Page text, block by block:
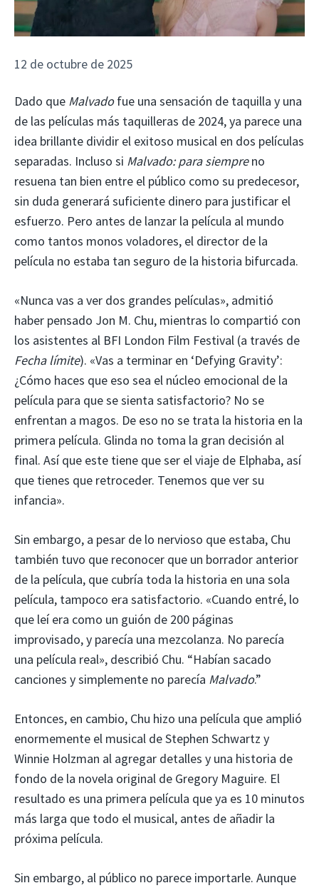
12 de octubre de 2025
Dado que Malvadofue una sensación de taquilla y una
de las películas más taquilleras de 2024, ya parece una
idea brillante dividir el exitoso musical en dos películas
separadas. Incluso si Malvado: para siempreno
resuena tan bien entre el público como su predecesor,
sin duda generará suficiente dinero para justificar el
esfuerzo. Pero antes de lanzar la película al mundo
como tantos monos voladores, el director de la
película no estaba tan seguro de la historia bifurcada.
«Nunca vas a ver dos grandes películas», admitió
haber pensado Jon M. Chu, mientras lo compartió con
los asistentes al BFI London Film Festival (a través de
Fecha límite). «Vas a terminar en ‘Defying Gravity’:
¿Cómo haces que eso sea el núcleo emocional de la
película para que se sienta satisfactorio? No se
enfrentan a magos. De eso no se trata la historia en la
primera película. Glinda no toma la gran decisión al
final. Así que este tiene que ser el viaje de Elphaba, así
que tienes que retroceder. Tenemos que ver su
infancia».
Sin embargo, a pesar de lo nervioso que estaba, Chu
también tuvo que reconocer que un borrador anterior
de la película, que cubría toda la historia en una sola
película, tampoco era satisfactorio. «Cuando entré, lo
que leí era como un guión de 200 páginas
improvisado, y parecía una mezcolanza. No parecía
una película real», describió Chu. “Habían sacado
canciones y simplemente no parecía Malvado.”
Entonces, en cambio, Chu hizo una película que amplió
enormemente el musical de Stephen Schwartz y
Winnie Holzman al agregar detalles y una historia de
fondo de la novela original de Gregory Maguire. El
resultado es una primera película que ya es 10 minutos
más larga que todo el musical, antes de añadir la
próxima película.
Sin embargo, al público no parece importarle. Aunque